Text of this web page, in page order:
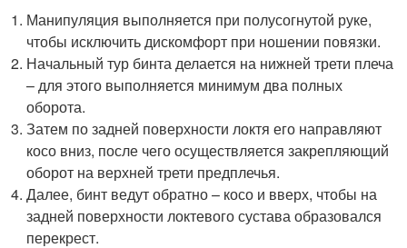
Манипуляция выполняется при полусогнутой руке,
чтобы исключить дискомфорт при ношении повязки.
Начальный тур бинта делается на нижней трети плеча
– для этого выполняется минимум два полных
оборота.
Затем по задней поверхности локтя его направляют
косо вниз, после чего осуществляется закрепляющий
оборот на верхней трети предплечья.
Далее, бинт ведут обратно – косо и вверх, чтобы на
задней поверхности локтевого сустава образовался
перекрест.